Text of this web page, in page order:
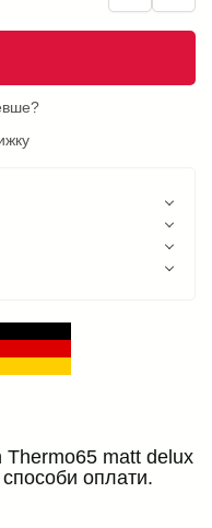
Thermo65 matt delux
способи оплати.